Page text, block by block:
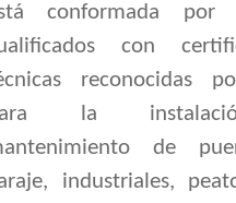
conformada por
con
reconocidas
la
de
industriales,